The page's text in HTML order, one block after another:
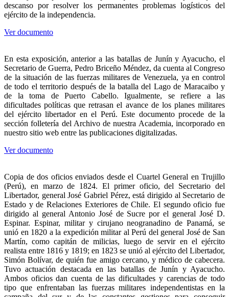
descanso por resolver los permanentes problemas logísticos del
ejército de la independencia.
Ver documento
En esta exposición, anterior a las batallas de Junín y Ayacucho, el
Secretario de Guerra, Pedro Briceño Méndez, da cuenta al Congreso
de la situación de las fuerzas militares de Venezuela, ya en control
de todo el territorio después de la batalla del Lago de Maracaibo y
de la toma de Puerto Cabello. Igualmente, se refiere a las
dificultades políticas que retrasan el avance de los planes militares
del ejército libertador en el Perú. Este documento procede de la
sección folletería del Archivo de nuestra Academia, incorporado en
nuestro sitio web entre las publicaciones digitalizadas.
Ver documento
Copia de dos oficios enviados desde el Cuartel General en Trujillo
(Perú), en marzo de 1824. El primer oficio, del Secretario del
Libertador, general José Gabriel Pérez, está dirigido al Secretario de
Estado y de Relaciones Exteriores de Chile. El segundo oficio fue
dirigido al general Antonio José de Sucre por el general José D.
Espinar. Espinar, militar y cirujano neogranadino de Panamá, se
unió en 1820 a la expedición militar al Perú del general José de San
Martín, como capitán de milicias, luego de servir en el ejército
realista entre 1816 y 1819; en 1823 se unió al ejército del Libertador,
Simón Bolívar, de quién fue amigo cercano, y médico de cabecera.
Tuvo actuación destacada en las batallas de Junín y Ayacucho.
Ambos oficios dan cuenta de las dificultades y carencias de todo
tipo que enfrentaban las fuerzas militares independentistas en la